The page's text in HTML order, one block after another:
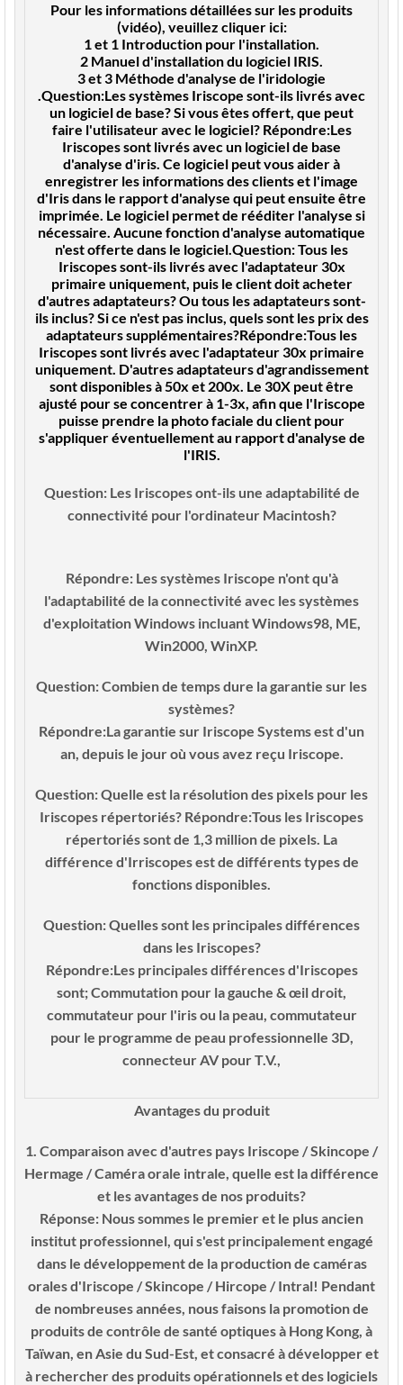
Pour les informations détaillées sur les produits
(vidéo), veuillez cliquer ici:
1 et 1 Introduction pour l'installation.
2 Manuel d'installation du logiciel IRIS.
3 et 3 Méthode d'analyse de l'iridologie
.Question:Les systèmes Iriscope sont-ils livrés avec
un logiciel de base? Si vous êtes offert, que peut
faire l'utilisateur avec le logiciel? Répondre:Les
Iriscopes sont livrés avec un logiciel de base
d'analyse d'iris. Ce logiciel peut vous aider à
enregistrer les informations des clients et l'image
d'Iris dans le rapport d'analyse qui peut ensuite être
imprimée. Le logiciel permet de rééditer l'analyse si
nécessaire. Aucune fonction d'analyse automatique
n'est offerte dans le logiciel.Question:Tous les
Iriscopes sont-ils livrés avec l'adaptateur 30x
primaire uniquement, puis le client doit acheter
d'autres adaptateurs? Ou tous les adaptateurs sont-
ils inclus? Si ce n'est pas inclus, quels sont les prix des
adaptateurs supplémentaires?Répondre:Tous les
Iriscopes sont livrés avec l'adaptateur 30x primaire
uniquement. D'autres adaptateurs d'agrandissement
sont disponibles à 50x et 200x. Le 30X peut être
ajusté pour se concentrer à 1-3x, afin que l'Iriscope
puisse prendre la photo faciale du client pour
s'appliquer éventuellement au rapport d'analyse de
l'IRIS.
Question: Les Iriscopes ont-ils une adaptabilité de
connectivité pour l'ordinateur Macintosh?
Répondre: Les systèmes Iriscope n'ont qu'à
l'adaptabilité de la connectivité avec les systèmes
d'exploitation Windows incluant Windows98, ME,
Win2000, WinXP.
Question:Combien de temps dure la garantie sur les
systèmes?
Répondre:La garantie sur Iriscope Systems est d'un
an, depuis le jour où vous avez reçu Iriscope.
Question:Quelle est la résolution des pixels pour les
Iriscopes répertoriés? Répondre:Tous les Iriscopes
répertoriés sont de 1,3 million de pixels. La
différence d'Irriscopes est de différents types de
fonctions disponibles.
Question:Quelles sont les principales différences
dans les Iriscopes?
Répondre:Les principales différences d'Iriscopes
sont; Commutation pour la gauche & œil droit,
commutateur pour l'iris ou la peau, commutateur
pour le programme de peau professionnelle 3D,
connecteur AV pour T.V.,
Avantages du produit
1. Comparaison avec d'autres pays Iriscope / Skincope /
Hermage / Caméra orale intrale, quelle est la différence
et les avantages de nos produits?
Réponse: Nous sommes le premier et le plus ancien
institut professionnel, qui s'est principalement engagé
dans le développement de la production de caméras
orales d'Iriscope / Skincope / Hircope / Intral! Pendant
de nombreuses années, nous faisons la promotion de
produits de contrôle de santé optiques à Hong Kong, à
Taïwan, en Asie du Sud-Est, et consacré à développer et
à rechercher des produits opérationnels et des logiciels